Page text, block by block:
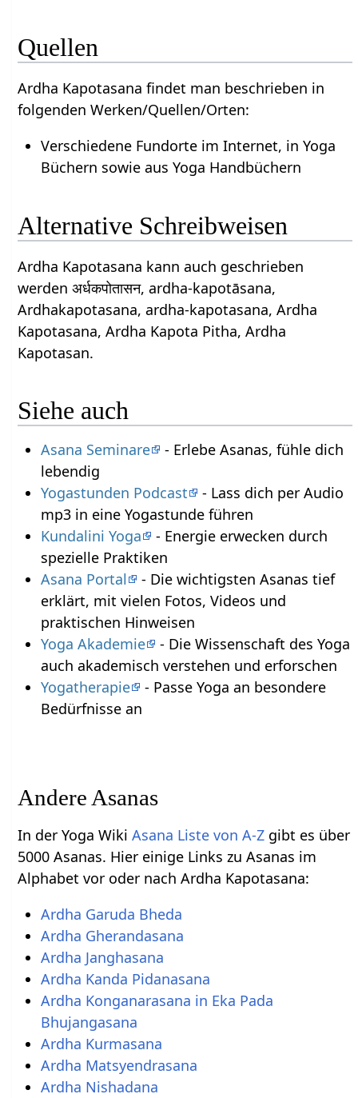
Quellen
Ardha Kapotasana findet man beschrieben in
folgenden Werken/Quellen/Orten:
Verschiedene Fundorte im Internet, in Yoga
Büchern sowie aus Yoga Handbüchern
Alternative Schreibweisen
Ardha Kapotasana kann auch geschrieben
werden अर्धकपोतासन, ardha-kapotāsana,
Ardhakapotasana, ardha-kapotasana, Ardha
Kapotasana, Ardha Kapota Pitha, Ardha
Kapotasan.
Siehe auch
Asana Seminare
- Erlebe Asanas, fühle dich
lebendig
Yogastunden Podcast
- Lass dich per Audio
mp3 in eine Yogastunde führen
Kundalini Yoga
- Energie erwecken durch
spezielle Praktiken
Asana Portal
- Die wichtigsten Asanas tief
erklärt, mit vielen Fotos, Videos und
praktischen Hinweisen
Yoga Akademie
- Die Wissenschaft des Yoga
auch akademisch verstehen und erforschen
Yogatherapie
- Passe Yoga an besondere
Bedürfnisse an
Andere Asanas
In der Yoga WikiAsana Liste von A-Z gibt es über
5000 Asanas. Hier einige Links zu Asanas im
Alphabet vor oder nach Ardha Kapotasana:
Ardha Garuda Bheda
Ardha Gherandasana
Ardha Janghasana
Ardha Kanda Pidanasana
Ardha Konganarasana in Eka Pada
Bhujangasana
Ardha Kurmasana
Ardha Matsyendrasana
Ardha Nishadana